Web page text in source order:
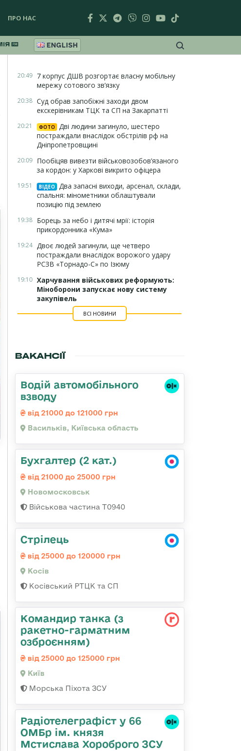
ПРО НАС
ENGLISH
20:49 7 корпус ДШВ розгортає власну мобільну
мережу сотового зв’язку
20:38 Суд обрав запобіжні заходи двом
екскерівникам ТЦК та СП на Закарпатті
20:21 ФОТО
Дві людини загинуло, шестеро
постраждали внаслідок обстрілів рф на
Дніпропетровщині
20:09 Пообіцяв вивезти військовозобов’язаного
за кордон: у Харкові викрито офіцера
19:51 ВІДЕО
Два запасні виходи, арсенал, склади,
спальня: мінометники облаштували
позицію під землею
19:38 Борець за небо і дитячі мрії: історія
прикордонника «Кума»
19:24 Двоє людей загинули, ще четверо
постраждали внаслідок ворожого удару
РСЗВ «Торнадо-С» по Ізюму
19:10 Харчування військових реформують:
Міноборони запускає нову систему
закупівель
ВСІ НОВИНИ
ВАКАНСІЇ
Водій автомобільного
взводу
від 21000 до 121000 грн
Васильків, Київська область
Бухгалтер (2 кат.)
від 21000 до 25000 грн
Новомосковськ
Військова частина Т0940
Стрілець
від 25000 до 120000 грн
Косів
Косівський РТЦК та СП
Командиp танка (з
pакетно-гарматним
озброєнням)
від 25000 до 125000 грн
Київ
Морська Піхота ЗСУ
Радіотелеграфіст у 66
ОМБр ім. князя
Мстислава Хороброго ЗСУ